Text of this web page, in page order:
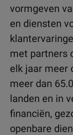
vormgeven
en diensten
met partners
elk jaar meer
meer dan
landen en in
financiën,
openbare